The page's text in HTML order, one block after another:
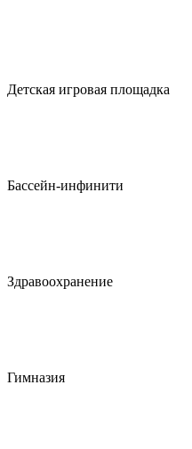
Детская игровая площадка
Бассейн-инфинити
Здравоохранение
Гимназия